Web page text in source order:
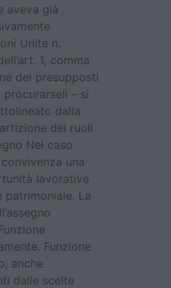
aveva già
Unite n.
1, comma
dei presupposti
– si
dalla
dei ruoli
Nel caso
una
lavorative
La
Funzione
anche
dalle scelte